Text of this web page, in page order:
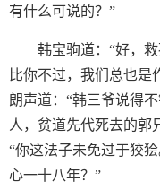
有什么可说的？”
韩宝驹道：“好，
比你不过，我们总也是
朗声道：“韩三爷说得
人，贫道先代死去的郭
“你这法子未免过于狡
心一十八年？”